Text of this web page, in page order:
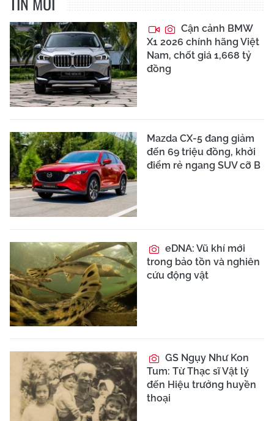
Cận cảnh BMW
X1 2026 chính hãng Việt
Nam, chốt giá 1,668 tỷ
đồng
Mazda CX-5 đang giảm
đến 69 triệu đồng, khởi
điểm rẻ ngang SUV cỡ B
eDNA: Vũ khí mới
trong bảo tồn và nghiên
cứu động vật
GS Ngụy Như Kon
Tum: Từ Thạc sĩ Vật lý
đến Hiệu trưởng huyền
thoại